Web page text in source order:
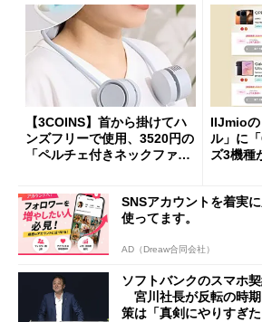
【3COINS】首から掛けてハ
ンズフリーで使用、3520円の
「ペルチェ付きネックファ
IIJmioの
ル」に
ズ3機
SNSアカウントを着実
使ってます。
AD（Dreaw合同会社）
ソフトバンクのスマホ
宮川社長が反転の時
策は「真剣にやりすぎた